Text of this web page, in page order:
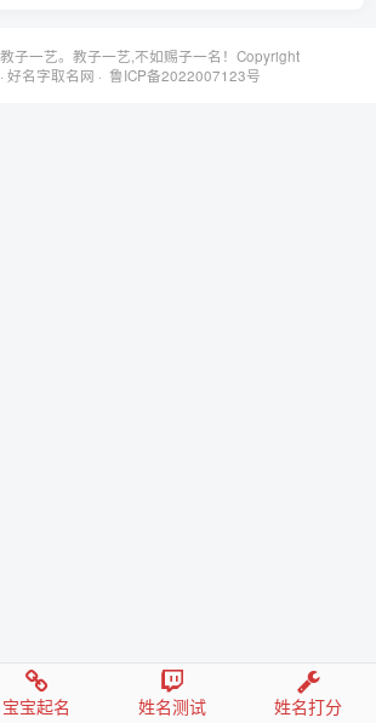
子一艺。教子一艺,不如赐子一名！Copyright
好名字取名网 · 鲁ICP备2022007123号
宝宝起名 姓名测试 姓名打分